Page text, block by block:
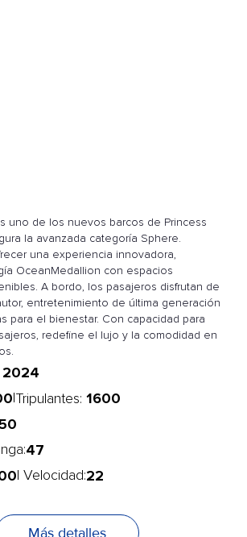
uno de los nuevos barcos de Princess
la avanzada categoría Sphere.
una experiencia innovadora,
OceanMedallion con espacios
A bordo, los pasajeros disfrutan de
entretenimiento de última generación
para el bienestar. Con capacidad para
redefine el lujo y la comodidad en
2024
Tripulantes: 1600
47
| Velocidad:22
Más detalles